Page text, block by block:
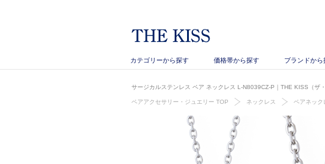
カテゴリーから探す 価格帯から探す ブランドから
サージカルステンレス ペア ネックレス L-N8039CZ-P｜THE KISS（ザ
ペアアクセサリー・ジュエリー TOP ネックレス ペアネック